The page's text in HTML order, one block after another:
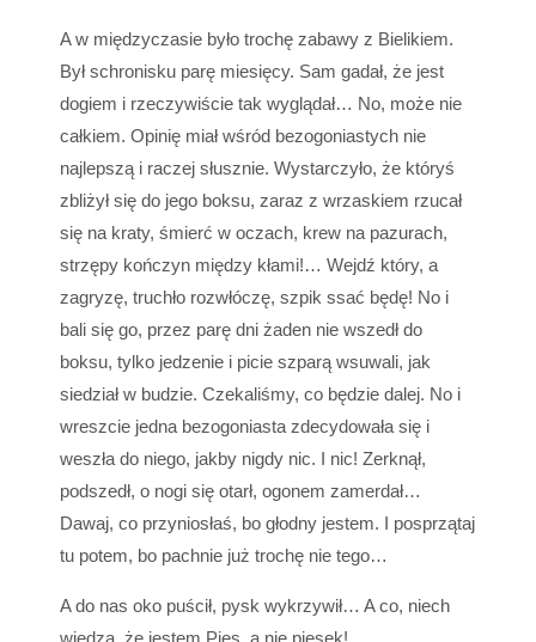
A w międzyczasie było trochę zabawy z Bielikiem.
Był schronisku parę miesięcy. Sam gadał, że jest
dogiem i rzeczywiście tak wyglądał… No, może nie
całkiem. Opinię miał wśród bezogoniastych nie
najlepszą i raczej słusznie. Wystarczyło, że któryś
zbliżył się do jego boksu, zaraz z wrzaskiem rzucał
się na kraty, śmierć w oczach, krew na pazurach,
strzępy kończyn między kłami!… Wejdź który, a
zagryzę, truchło rozwłóczę, szpik ssać będę! No i
bali się go, przez parę dni żaden nie wszedł do
boksu, tylko jedzenie i picie szparą wsuwali, jak
siedział w budzie. Czekaliśmy, co będzie dalej. No i
wreszcie jedna bezogoniasta zdecydowała się i
weszła do niego, jakby nigdy nic. I nic! Zerknął,
podszedł, o nogi się otarł, ogonem zamerdał…
Dawaj, co przyniosłaś, bo głodny jestem. I posprzątaj
tu potem, bo pachnie już trochę nie tego…
A do nas oko puścił, pysk wykrzywił… A co, niech
wiedzą, że jestem Pies, a nie piesek!